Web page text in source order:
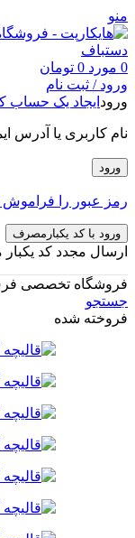
منو
0 مورد 0 تومان
ورود / ثبت نام
ورود ایجاد یک حساب
نام کاربری یا آدرس
ورود
رمز عبور را فراموش
ورود با کد یکبارمصرف
ارسال مجدد کد
فروشگاه تخصصی
جستجو
فروخته شده